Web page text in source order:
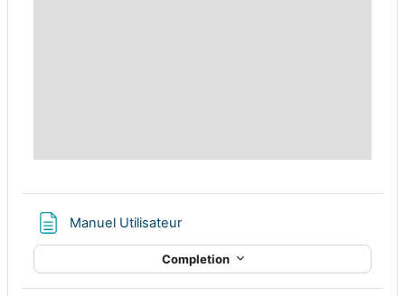
Manuel UtilisateurPage
Completion